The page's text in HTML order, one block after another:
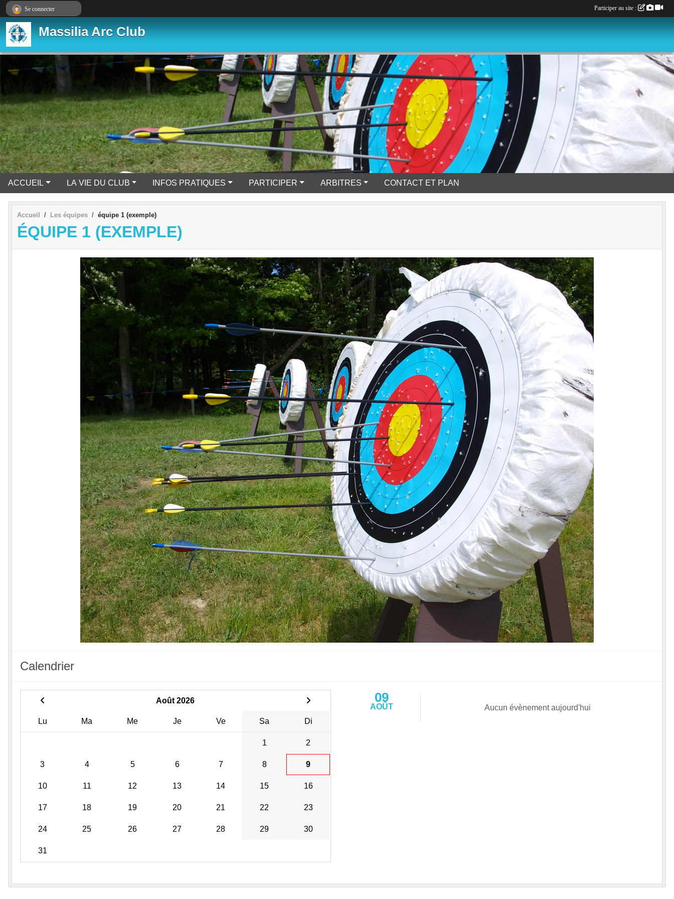
Massilia Arc Club
ACCUEIL LA VIE DU CLUB INFOS PRATIQUES PARTICIPER ARBITRES CONTACT ET PLAN
Accueil Les équipes équipe 1 (exemple)
ÉQUIPE 1 (EXEMPLE)
Calendrier
Août 2026
Lu Ma Me Je Ve Sa Di
1 2
3 4 5 6 7 8 9
10 11 12 13 14 15 16
17 18 19 20 21 22 23
24 25 26 27 28 29 30
31
09
AOÛT Aucun évènement aujourd'hui
Se connecter Participer au site :
Panneau de gestion des cookies